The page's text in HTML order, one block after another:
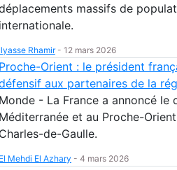
massifs de
internationale.
Ilyasse Rhamir- 12 mars 2026
Proche-Orient : le président
aux partenaires de la
Monde - La France a annoncé
Méditerranée et au Proche-
Charles-de-Gaulle.
El Mehdi El Azhary - 4 mars 2026